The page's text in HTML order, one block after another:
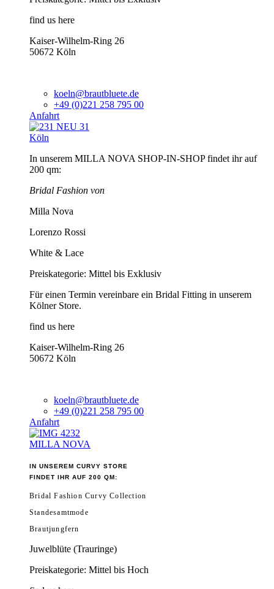
find us here
Kaiser-Wilhelm-Ring 26
50672 Köln
koeln@brautbluete.de
+49 (0)221 258 795 00
Anfahrt
Köln
In unserem MILLA NOVA SHOP-IN-SHOP findet ihr auf
200 qm:
Bridal Fashion von
Milla Nova
Lorenzo Rossi
White & Lace
Preiskategorie: Mittel bis Exklusiv
Für einen Termin vereinbare ein Bridal Fitting in unserem
Kölner Store.
find us here
Kaiser-Wilhelm-Ring 26
50672 Köln
koeln@brautbluete.de
+49 (0)221 258 795 00
Anfahrt
MILLA NOVA
IN UNSEREM CURVY STORE
FINDET IHR AUF 200 QM:
Bridal Fashion Curvy Collection
Standesamtmode
Brautjungfern
Juwelblüte (Trauringe)
Preiskategorie: Mittel bis Hoch